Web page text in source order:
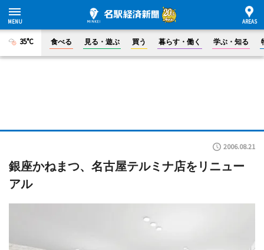
35°C 食べる 見る・遊ぶ 買う 暮らす・働く 学ぶ・知る
2006.08.21
銀座かねまつ、名古屋テルミナ店をリニュー
アル